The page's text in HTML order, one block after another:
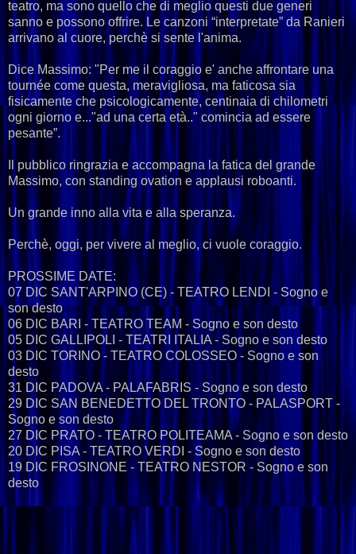
teatro, ma sono quello che di meglio questi due generi
sanno e possono offrire. Le canzoni “interpretate” da Ranieri
arrivano al cuore, perchè si sente l'anima.
Dice Massimo: "Per me il coraggio e' anche affrontare una
tournée come questa, meravigliosa, ma faticosa sia
fisicamente che psicologicamente, centinaia di chilometri
ogni giorno e..."ad una certa età.." comincia ad essere
pesante”.
Il pubblico ringrazia e accompagna la fatica del grande
Massimo, con standing ovation e applausi roboanti.
Un grande inno alla vita e alla speranza.
Perchè, oggi, per vivere al meglio, ci vuole coraggio.
PROSSIME DATE:
07 DIC SANT'ARPINO (CE) - TEATRO LENDI - Sogno e
son desto
06 DIC BARI - TEATRO TEAM - Sogno e son desto
05 DIC GALLIPOLI - TEATRI ITALIA - Sogno e son desto
03 DIC TORINO - TEATRO COLOSSEO - Sogno e son
desto
31 DIC PADOVA - PALAFABRIS - Sogno e son desto
29 DIC SAN BENEDETTO DEL TRONTO - PALASPORT -
Sogno e son desto
27 DIC PRATO - TEATRO POLITEAMA - Sogno e son desto
20 DIC PISA - TEATRO VERDI - Sogno e son desto
19 DIC FROSINONE - TEATRO NESTOR - Sogno e son
desto